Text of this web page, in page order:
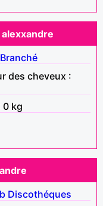
Branché
des cheveux :
0 kg
Discothéques